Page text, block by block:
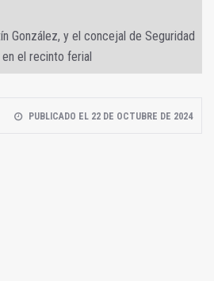
González, y el concejal de Seguridad
en el recinto ferial
PUBLICADO EL 22 DE OCTUBRE DE 2024